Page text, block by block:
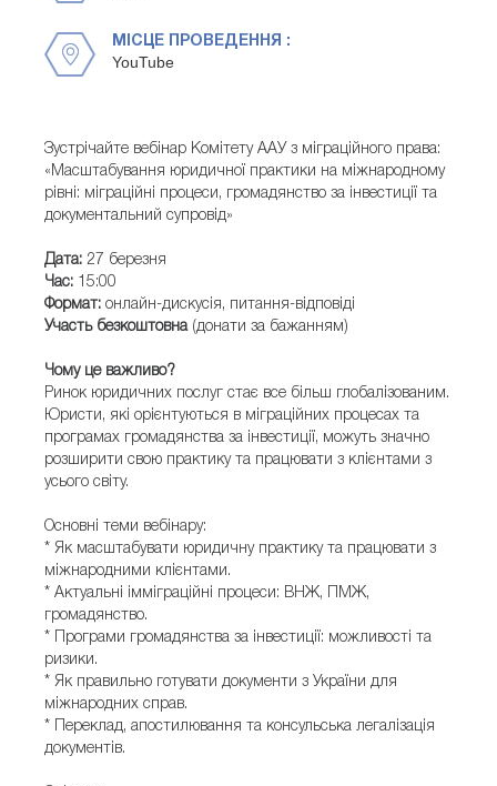
МІСЦЕ ПРОВЕДЕННЯ :
YouTube
Зустрічайте вебінар Комітету ААУ з міграційного права:
«Масштабування юридичної практики на міжнародному
рівні: міграційні процеси, громадянство за інвестиції та
документальний супровід»
Дата: 27 березня
Час: 15:00
Формат: онлайн-дискусія, питання-відповіді
Участь безкоштовна(донати за бажанням)
Чому це важливо?
Ринок юридичних послуг стає все більш глобалізованим.
Юристи, які орієнтуються в міграційних процесах та
програмах громадянства за інвестиції, можуть значно
розширити свою практику та працювати з клієнтами з
усього світу.
Основні теми вебінару:
* Як масштабувати юридичну практику та працювати з
міжнародними клієнтами.
* Актуальні імміграційні процеси: ВНЖ, ПМЖ,
громадянство.
* Програми громадянства за інвестиції: можливості та
ризики.
* Як правильно готувати документи з України для
міжнародних справ.
* Переклад, апостилювання та консульська легалізація
документів.